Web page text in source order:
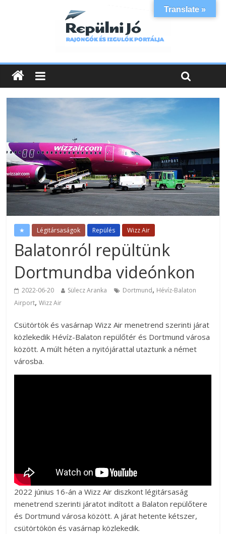
★ Légitársaságok Repülés Wizz Air
Balatonról repültünk
Dortmundba videónkon
2022-06-20 Sülecz Aranka Dortmund, Hévíz-Balaton
Airport,Wizz Air
Csütörtök és vasárnap Wizz Air menetrend szerinti járat
közlekedik Hévíz-Balaton repülőtér és Dortmund városa
között. A múlt héten a nyitójárattal utaztunk a német
városba.
2022 június 16-án a Wizz Air diszkont légitársaság
menetrend szerinti járatot indított a Balaton repülőtere
és Dortmund városa között. A járat hetente kétszer,
csütörtökön és vasárnap közlekedik.
Translate »